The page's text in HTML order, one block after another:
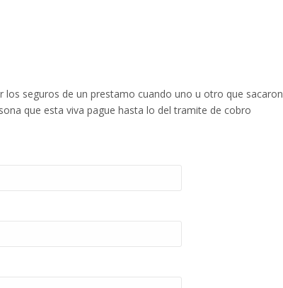
los seguros de un prestamo cuando uno u otro que sacaron
que esta viva pague hasta lo del tramite de cobro